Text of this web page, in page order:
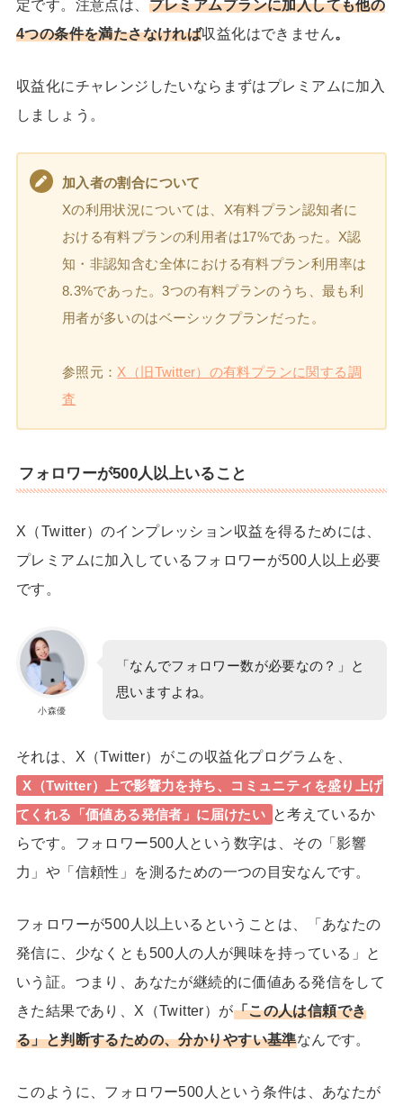
定です。注意点は、 プレミアムプランに加入しても他の
4つの条件を満たさなければ収益化はできません 。
収益化にチャレンジしたいならまずはプレミアムに加入
しましょう。
加入者の割合について
Xの利用状況については、X有料プラン認知者に
おける有料プランの利用者は17%であった。X認
知・非認知含む全体における有料プラン利用率は
8.3%であった。3つの有料プランのうち、最も利
用者が多いのはベーシックプランだった。
参照元： X（旧Twitter）の有料プランに関する調
査
フォロワーが500人以上いること
X（Twitter）のインプレッション収益を得るためには、
プレミアムに加入しているフォロワーが500人以上必要
です。
小森優
「なんでフォロワー数が必要なの？」と
思いますよね。
それは、X（Twitter）がこの収益化プログラムを、
X（Twitter）上で影響力を持ち、コミュニティを盛り上げ
てくれる「価値ある発信者」に届けたい
と考えているか
らです。 フォロワー500人という数字は、その「影響
力」や「信頼性」を測るための一つの目安なんです。
フォロワーが500人以上いるということは、「あなたの
発信に、少なくとも500人の人が興味を持っている」と
いう証。つまり、あなたが継続的に価値ある発信をして
きた結果であり、X（Twitter）が「この人は信頼でき
る」と判断するための、分かりやすい基準なんです。
このように、フォロワー500人という条件は、あなたが